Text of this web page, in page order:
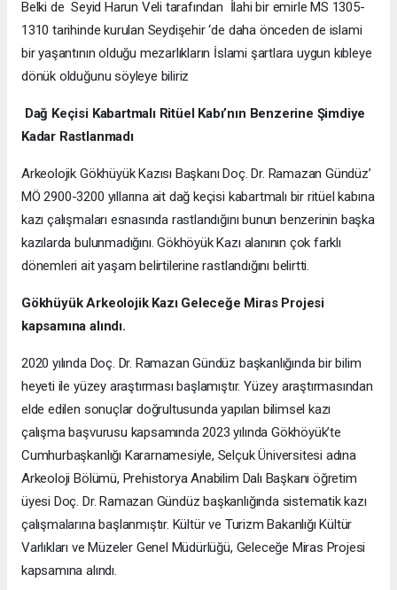
Belki de Seyid Harun Veli tarafından İlahi bir emirle MS 1305-
1310 tarihinde kurulan Seydişehir ‘de daha önceden de islami
bir yaşantının olduğu mezarlıkların İslami şartlara uygun kıbleye
dönük olduğunu söyleye biliriz
Dağ Keçisi Kabartmalı Ritüel Kabı’nın Benzerine Şimdiye
Kadar Rastlanmadı
Arkeolojik Gökhüyük Kazısı Başkanı Doç. Dr. Ramazan Gündüz’
MÖ 2900-3200 yıllarına ait dağ keçisi kabartmalı bir ritüel kabına
kazı çalışmaları esnasında rastlandığını bunun benzerinin başka
kazılarda bulunmadığını. Gökhöyük Kazı alanının çok farklı
dönemleri ait yaşam belirtilerine rastlandığını belirtti.
Gökhüyük Arkeolojik Kazı Geleceğe Miras Projesi
kapsamına alındı.
2020 yılında Doç. Dr. Ramazan Gündüz başkanlığında bir bilim
heyeti ile yüzey araştırması başlamıştır. Yüzey araştırmasından
elde edilen sonuçlar doğrultusunda yapılan bilimsel kazı
çalışma başvurusu kapsamında 2023 yılında Gökhöyük’te
Cumhurbaşkanlığı Kararnamesiyle, Selçuk Üniversitesi adına
Arkeoloji Bölümü, Prehistorya Anabilim Dalı Başkanı öğretim
üyesi Doç. Dr. Ramazan Gündüz başkanlığında sistematik kazı
çalışmalarına başlanmıştır. Kültür ve Turizm Bakanlığı Kültür
Varlıkları ve Müzeler Genel Müdürlüğü, Geleceğe Miras Projesi
kapsamına alındı.